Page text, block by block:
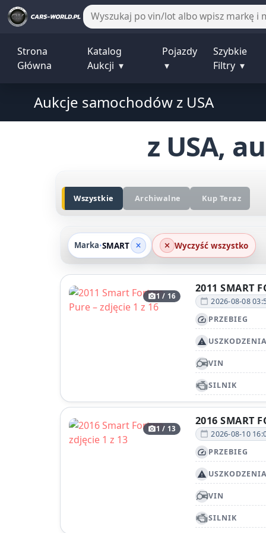
Strona
Główna
Katalog
Aukcji ▾
Pojazdy
▾
Szybkie
Filtry ▾
Aukcje samochodów z USA
z USA,
Wszystkie Archiwalne Kup Teraz
Marka•SMART Wyczyść wszystko
photo_camera1 / 16
2011 SMART
calendar_today 2026-08-08
speed PRZEBIEG
report_problem USZKODZENIA
VIN
SILNIK
photo_camera1 / 13
2016 SMART
calendar_today 2026-08-10
speed PRZEBIEG
report_problem USZKODZENIA
VIN
SILNIK